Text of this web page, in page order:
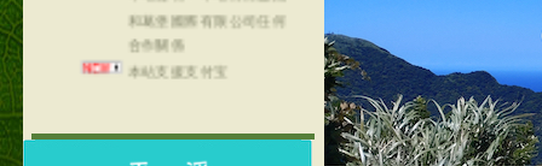
合作關係
本站支援支付宝
2017年1月1日起，中国大